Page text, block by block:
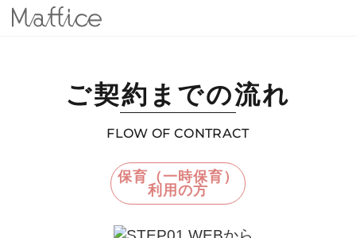
ご契約までの流れ
FLOW OF CONTRACT
保育（一時保育）
利用の方